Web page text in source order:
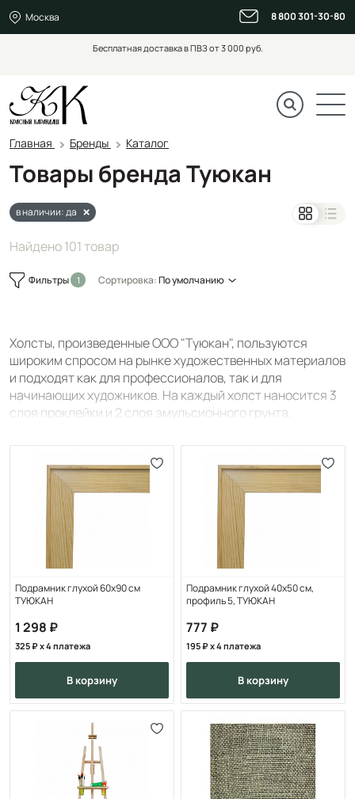
Москва 8 800 301-30-80
Бесплатная доставка в ПВЗ от 3 000 руб.
Главная Бренды Каталог
Товары бренда Туюкан
в наличии: да
Найдено 101 товар
Фильтры Сортировка:По умолчанию
Холсты, произведенные ООО "Туюкан", пользуются
широким спросом на рынке художественных материалов
и подходят как для профессионалов, так и для
начинающих художников. На каждый холст наносится 3
слоя проклейки и 2 слоя эмульсионного грунта.
Подрамник глухой 60х90 см
ТУЮКАН
1 298
325 x 4 платежа
в корзину
Подрамник глухой 40х50 см,
профиль 5, ТУЮКАН
777
195 x 4 платежа
в корзину